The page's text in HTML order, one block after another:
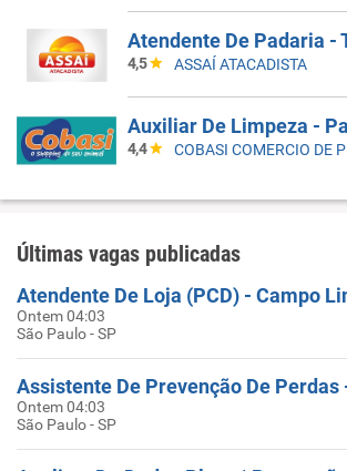
4,5 ASSAÍ ATACADISTA
Auxiliar De Limpeza -
4,4
Últimas vagas publicadas
Atendente De Loja (PCD) - Campo
Ontem 04:03
São Paulo - SP
Assistente De Prevenção De Perdas
Ontem 04:03
São Paulo - SP